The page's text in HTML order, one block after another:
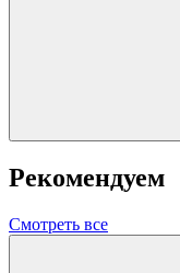
Рекомендуем
Смотреть все